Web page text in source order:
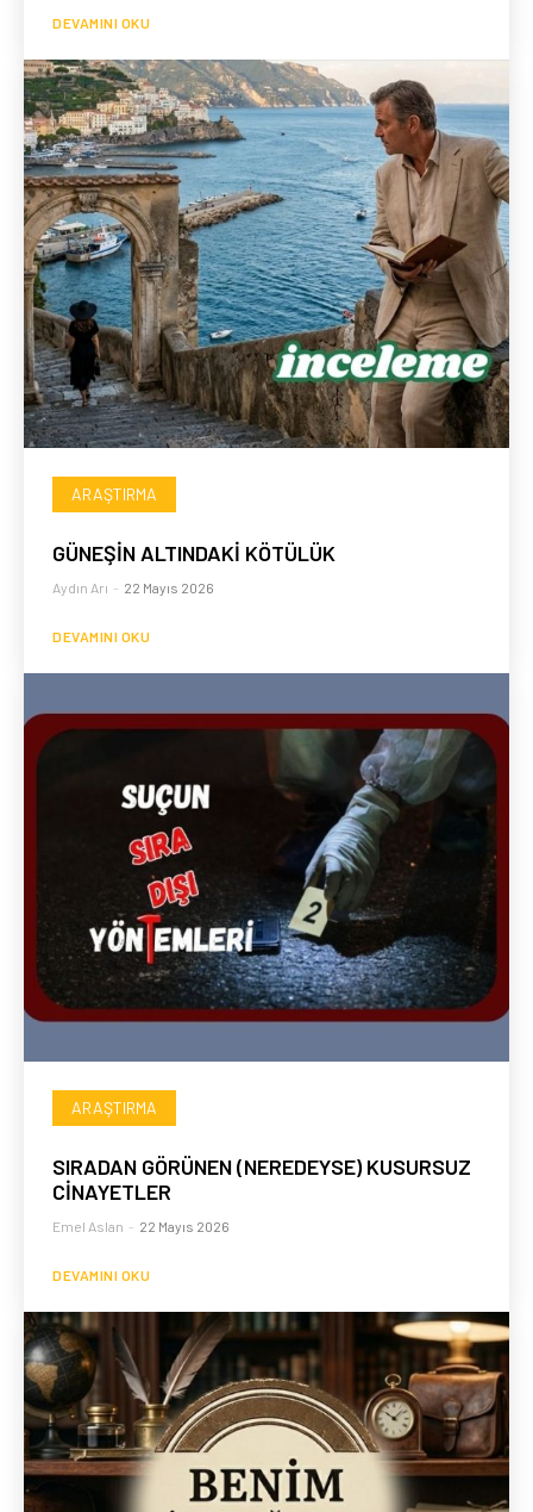
DEVAMINI OKU
ARAŞTIRMA
GÜNEŞİN ALTINDAKİ KÖTÜLÜK
Aydın Arı - 22 Mayıs 2026
DEVAMINI OKU
ARAŞTIRMA
SIRADAN GÖRÜNEN (NEREDEYSE) KUSURSUZ
CİNAYETLER
Emel Aslan - 22 Mayıs 2026
DEVAMINI OKU